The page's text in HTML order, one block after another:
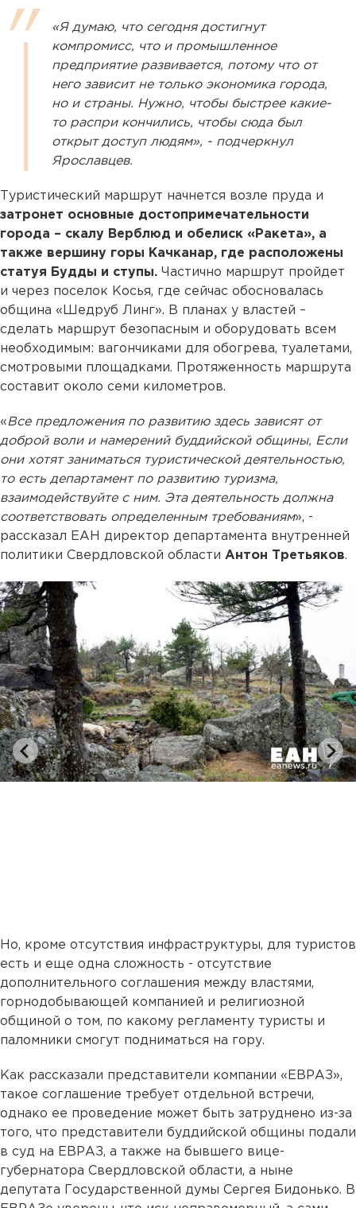
«Я думаю, что сегодня достигнут
компромисс, что и промышленное
предприятие развивается, потому что от
него зависит не только экономика города,
но и страны. Нужно, чтобы быстрее какие-
то распри кончились, чтобы сюда был
открыт доступ людям», - подчеркнул
Ярославцев.
Туристический маршрут начнется возле пруда и
затронет основные достопримечательности
города – скалу Верблюд и обелиск «Ракета», а
также вершину горы Качканар, где расположены
статуя Будды и ступы. Частично маршрут пройдет
и через поселок Косья, где сейчас обосновалась
община «Шедруб Линг». В планах у властей –
сделать маршрут безопасным и оборудовать всем
необходимым: вагончиками для обогрева, туалетами,
смотровыми площадками. Протяженность маршрута
составит около семи километров.
«Все предложения по развитию здесь зависят от
доброй воли и намерений буддийской общины, Если
они хотят заниматься туристической деятельностью,
то есть департамент по развитию туризма,
взаимодействуйте с ним. Эта деятельность должна
соответствовать определенным требованиям», -
рассказал ЕАН директор департамента внутренней
политики Свердловской области Антон Третьяков.
Но, кроме отсутствия инфраструктуры, для туристов
есть и еще одна сложность - отсутствие
дополнительного соглашения между властями,
горнодобывающей компанией и религиозной
общиной о том, по какому регламенту туристы и
паломники смогут подниматься на гору.
Как рассказали представители компании «ЕВРАЗ»,
такое соглашение требует отдельной встречи,
однако ее проведение может быть затруднено из-за
того, что представители буддийской общины подали
в суд на ЕВРАЗ, а также на бывшего вице-
губернатора Свердловской области, а ныне
депутата Государственной думы Сергея Бидонько. В